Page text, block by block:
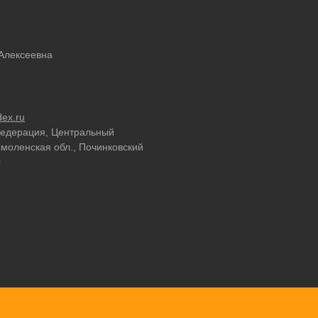
Центральный
обл., Починковский